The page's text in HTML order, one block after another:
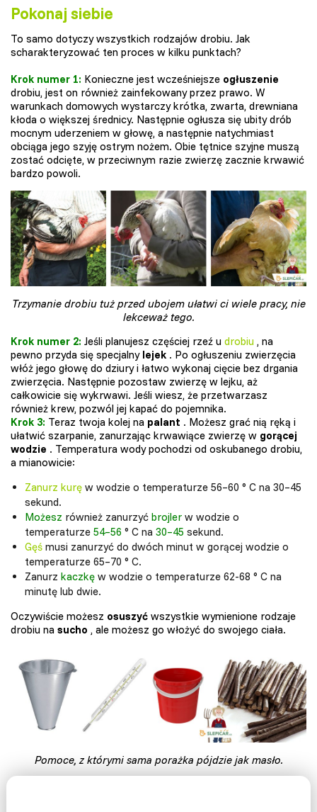
Pokonaj siebie
To samo dotyczy wszystkich rodzajów drobiu. Jak
scharakteryzować ten proces w kilku punktach?
Krok numer 1: Konieczne jest wcześniejsze ogłuszenie
drobiu, jest on również zainfekowany przez prawo. W
warunkach domowych wystarczy krótka, zwarta, drewniana
kłoda o większej średnicy. Następnie ogłusza się ubity drób
mocnym uderzeniem w głowę, a następnie natychmiast
obciąga jego szyję ostrym nożem. Obie tętnice szyjne muszą
zostać odcięte, w przeciwnym razie zwierzę zacznie krwawić
bardzo powoli.
Trzymanie drobiu tuż przed ubojem ułatwi ci wiele pracy, nie
lekceważ tego.
Krok numer 2: Jeśli planujesz częściej rzeź u drobiu , na
pewno przyda się specjalny lejek . Po ogłuszeniu zwierzęcia
włóż jego głowę do dziury i łatwo wykonaj cięcie bez drgania
zwierzęcia. Następnie pozostaw zwierzę w lejku, aż
całkowicie się wykrwawi. Jeśli wiesz, że przetwarzasz
również krew, pozwól jej kapać do pojemnika.
Krok 3: Teraz twoja kolej na palant . Możesz grać nią ręką i
ułatwić szarpanie, zanurzając krwawiące zwierzę w gorącej
wodzie . Temperatura wody pochodzi od oskubanego drobiu,
a mianowicie:
Zanurz kurę w wodzie o temperaturze 56–60 ° C na 30–45
sekund.
Możesz również zanurzyć brojler w wodzie o
temperaturze 54–56 ° C na 30–45 sekund.
Gęś musi zanurzyć do dwóch minut w gorącej wodzie o
temperaturze 65–70 ° C.
Zanurz kaczkę w wodzie o temperaturze 62-68 ° C na
minutę lub dwie.
Oczywiście możesz osuszyć wszystkie wymienione rodzaje
drobiu na sucho , ale możesz go włożyć do swojego ciała.
Pomoce, z którymi sama porażka pójdzie jak masło.